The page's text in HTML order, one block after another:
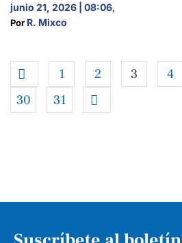
junio 21, 2026 | 08:06,
Por R. Mixco
1 2 3 4
30
31